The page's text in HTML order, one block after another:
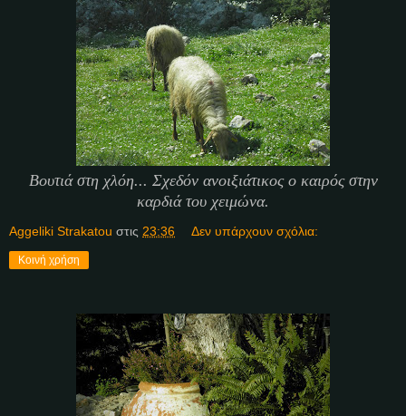
Βουτιά στη χλόη... Σχεδόν ανοιξιάτικος ο καιρός στην
καρδιά του χειμώνα.
Aggeliki Strakatou στις 23:36 Δεν υπάρχουν σχόλια:
Κοινή χρήση